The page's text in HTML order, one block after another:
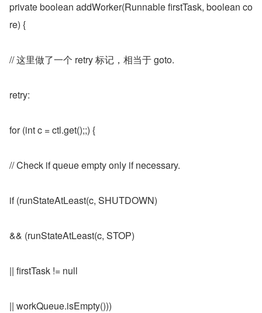
private boolean addWorker(Runnable firstTask, boolean co
re) {
// 这里做了一个 retry 标记，相当于 goto.
retry:
for (int c = ctl.get();;) {
// Check if queue empty only if necessary.
if (runStateAtLeast(c, SHUTDOWN)
&& (runStateAtLeast(c, STOP)
|| firstTask != null
|| workQueue.isEmpty()))